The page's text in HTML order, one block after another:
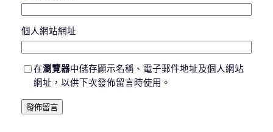
個人網站網址
在瀏覽器中儲存顯示名稱、電子郵件地址及個人網站
網址，以供下次發佈留言時使用。